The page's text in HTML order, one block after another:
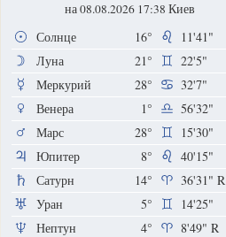
на 08.08.2026 17:38 Киев
Солнце 16°
11'41"
Луна
21°
22'5"
Меркурий
28°
32'7"
Венера
1°
56'32"
Марс
28°
15'30"
Юпитер
8°
40'15"
Сатурн
14° 36'31" R
Уран
5°
14'25"
Нептун
4° 8'49" R